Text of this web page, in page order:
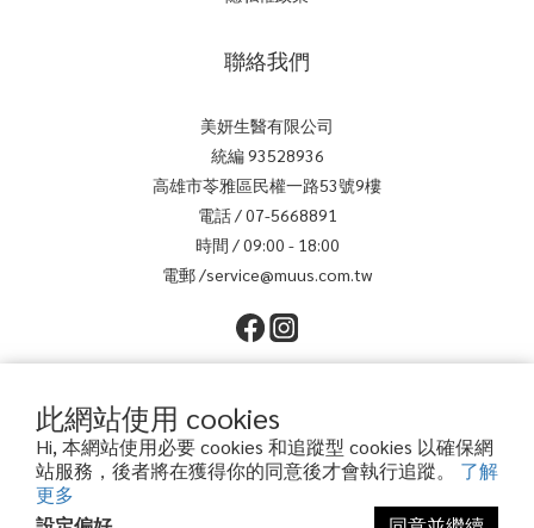
此網站使用 cookies
Hi, 本網站使用必要 cookies 和追蹤型 cookies 以確保網
站服務，後者將在獲得你的同意後才會執行追蹤。 了解
更多
聯絡我們
美妍生醫有限公司
統編 93528936
高雄市苓雅區民權一路53號9樓
電話 / 07-5668891
時間 / 09:00 - 18:00
電郵 /service@muus.com.tw
$TWD